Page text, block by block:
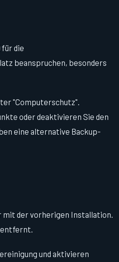
die
beanspruchen, besonders
"Computerschutz".
oder deaktivieren Sie den
eine alternative Backup-
mit der vorherigen Installation.
und aktivieren